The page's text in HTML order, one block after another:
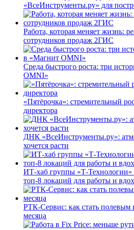
«ВсеИнструменты.ру» для
Работа, которая меняет жизнь:
сотрудников продаж 2ГИС
Среда быстрого роста: три
OMNI»
«Пятёрочка»: стремительный
директора
ДНК «ВсеИнструменты.ру»:
хочется расти
ИТ-хаб группы «Т-Технологии»
топ-8 локаций для работы и
РТК-Сервис: как стать полевым
месяца